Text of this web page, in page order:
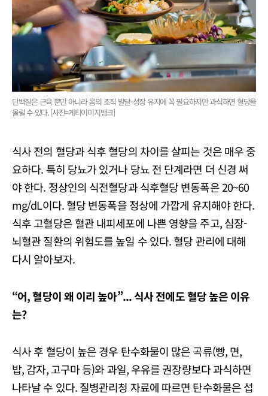
단백질은 근육 뿐만 아니라 몸의 조직 발달-성장 유지에 꼭 필요하지만 과식하면 혈당을
올릴 수 있다. [사진=게티이미지뱅크]
식사 전의 혈당과 식후 혈당의 차이를 살피는 것은 매우 중
요하다. 특히 당뇨가 있거나 당뇨 전 단계라면 더 신경 써
야 한다. 정상인의 식전혈당과 식후혈당 변동폭은 20~60
mg/dL이다. 혈당 변동폭을 정상에 가깝게 유지해야 한다.
식후 고혈당은 혈관 내피세포에 나쁜 영향을 주고, 심장-
뇌혈관 질환의 위험도를 높일 수 있다. 혈당 관리에 대해
다시 알아보자.
“어,혈당이 왜 이리 높아”...식사 전에도 혈당 높은 이유
는?
식사 후 혈당이 높은 경우 탄수화물이 많은 곡류(빵, 면,
밥, 감자, 고구마 등)와 과일, 우유를 권장량보다 과식하면
나타날 수 있다. 질병관리청 자료에 따르면 탄수화물은 섭